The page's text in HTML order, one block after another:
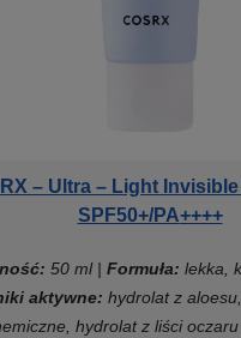
– Ultra – Light
SPF50+/PA++++
50 ml | Formuła: lekka,
aktywne: hydrolat z
hydrolat z liści